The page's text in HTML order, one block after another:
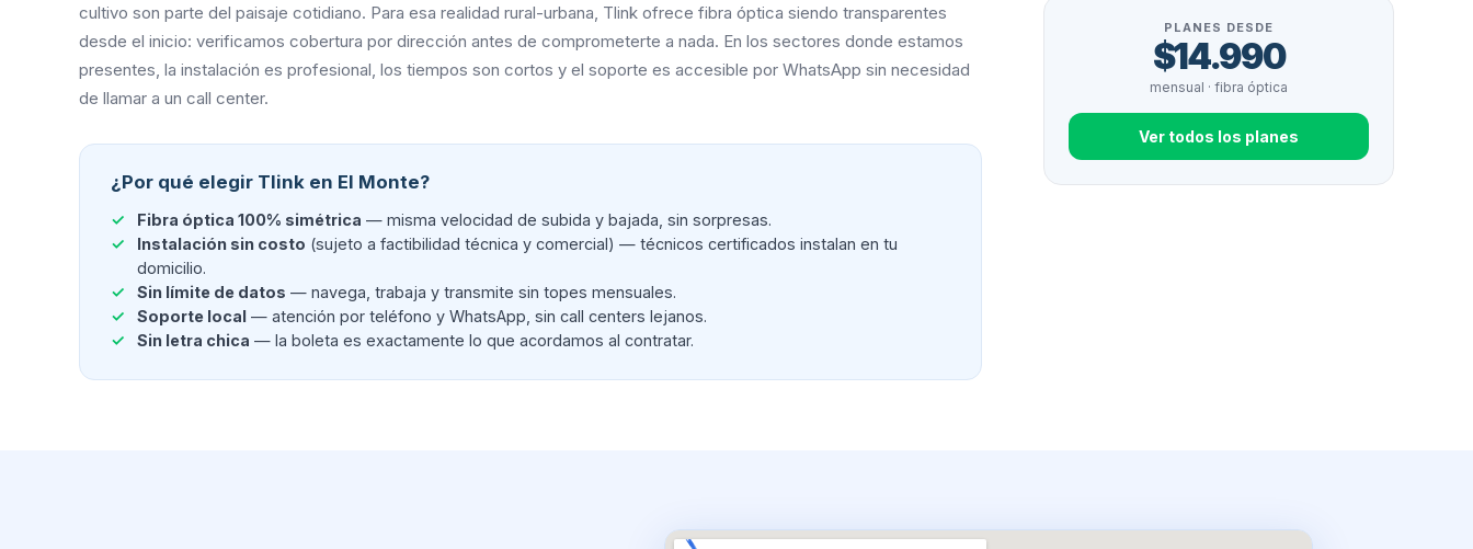
cultivo son parte del paisaje cotidiano. Para esa realidad rural-urbana, Tlink ofrece fibra óptica siendo transparentes
desde el inicio: verificamos cobertura por dirección antes de comprometerte a nada. En los sectores donde estamos
presentes, la instalación es profesional, los tiempos son cortos y el soporte es accesible por WhatsApp sin necesidad
de llamar a un call center.
¿Por qué elegir Tlink en El Monte?
Fibra óptica 100% simétrica — misma velocidad de subida y bajada, sin sorpresas.
Instalación sin costo (sujeto a factibilidad técnica y comercial) — técnicos certificados instalan en tu
domicilio.
Sin límite de datos — navega, trabaja y transmite sin topes mensuales.
Soporte local — atención por teléfono y WhatsApp, sin call centers lejanos.
Sin letra chica — la boleta es exactamente lo que acordamos al contratar.
PLANES DESDE
$14.990
mensual · fibra óptica
Ver todos los planes